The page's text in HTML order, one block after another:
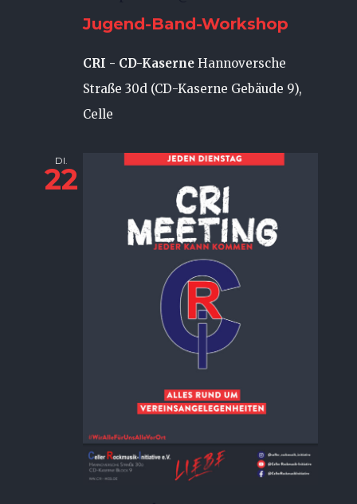
Jugend-Band-Workshop
CRI - CD-Kaserne Hannoversche
Straße 30d (CD-Kaserne Gebäude 9),
Celle
DI.
22